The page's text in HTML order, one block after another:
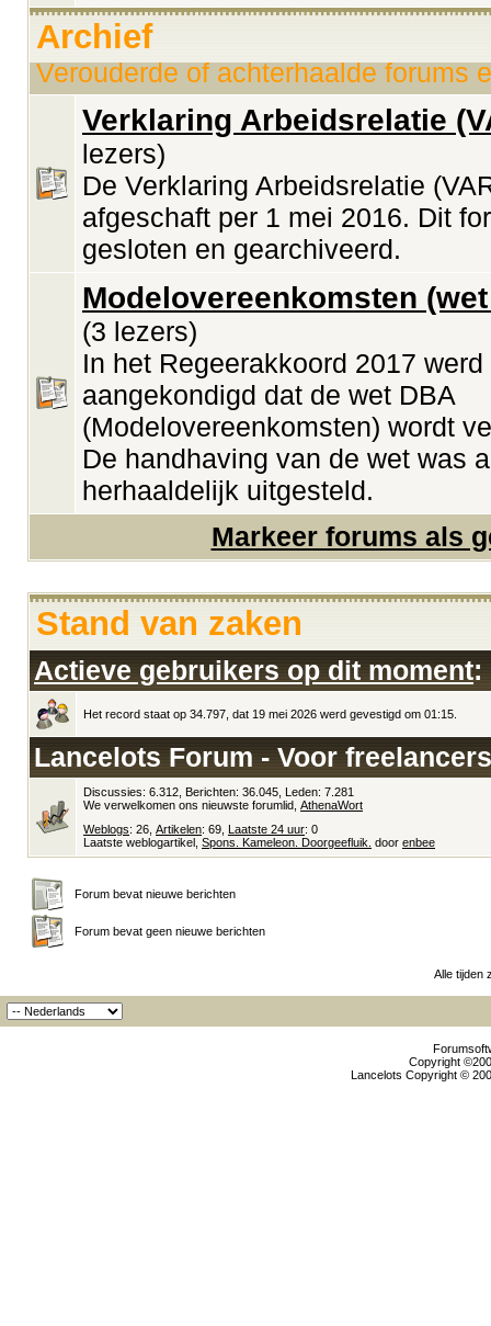
Archief
Verouderde of achterhaalde forums
Verklaring Arbeidsrelatie
lezers)
De Verklaring Arbeidsrelatie
afgeschaft per 1 mei 2016. Dit
gesloten en gearchiveerd.
Modelovereenkomsten
(3 lezers)
In het Regeerakkoord 2017 werd
aangekondigd dat de wet DBA
(Modelovereenkomsten) wordt
De handhaving van de wet was
herhaaldelijk uitgesteld.
Markeer forums als
Stand van zaken
Actieve gebruikers op dit moment:
Het record staat op 34.797, dat 19 mei 2026 werd gevestigd om 01:15.
Lancelots Forum - Voor
Discussies: 6.312, Berichten: 36.045, Leden: 7.281
We verwelkomen ons nieuwste forumlid, AthenaWort
Weblogs: 26, Artikelen: 69, Laatste 24 uur: 0
Laatste weblogartikel, Spons. Kameleon. Doorgeefluik. door enbee
Forum bevat nieuwe berichten
Forum bevat geen nieuwe berichten
Alle tijden
Copyright
Lancelots Copyright ©